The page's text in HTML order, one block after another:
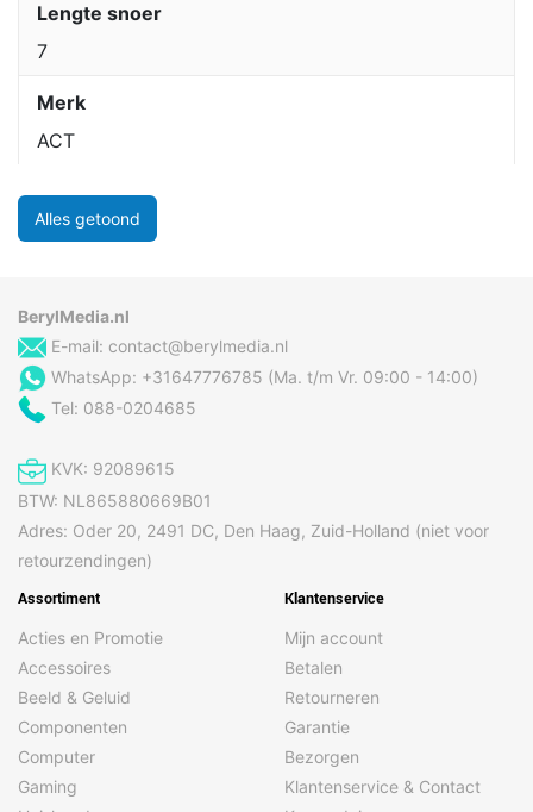
Lengte snoer
7
Merk
ACT
Alles getoond
BerylMedia.nl
E-mail: contact@berylmedia.nl
WhatsApp: +31647776785 (Ma. t/m Vr. 09:00 - 14:00)
Tel: 088-0204685
KVK: 92089615
BTW: NL865880669B01
Adres: Oder 20, 2491 DC, Den Haag, Zuid-Holland (niet voor
retourzendingen)
Assortiment
Acties en Promotie
Accessoires
Beeld & Geluid
Componenten
Computer
Gaming
Klantenservice
Mijn account
Betalen
Retourneren
Garantie
Bezorgen
Klantenservice & Contact